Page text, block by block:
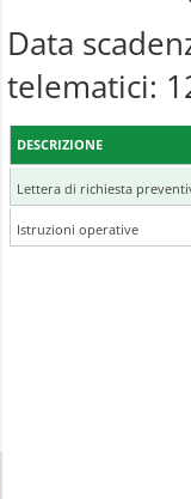
Data
telematici:
DESCRIZIONE
Lettera di richiesta
Istruzioni operative